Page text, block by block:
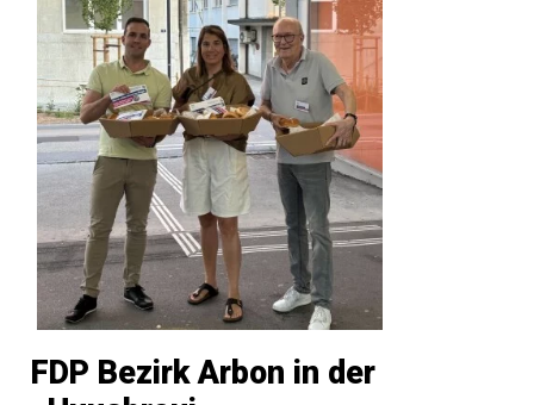
FDP Bezirk Arbon in der